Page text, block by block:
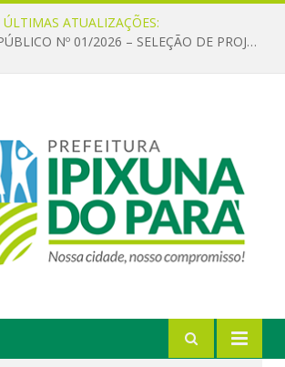
ÚLTIMAS ATUALIZAÇÕES:
CHAMAMENTO PÚBLICO Nº 01/2026 – SELEÇÃO DE PROJETOS PARA FIRMAR TERMO DE EXECUÇÃO CULTURAL COM RECURSOS DA POLÍTICA NACIONAL ALDIR BLANC DE FOMENTO À CULTURA – PNAB (LEI Nº 14.399/2022)